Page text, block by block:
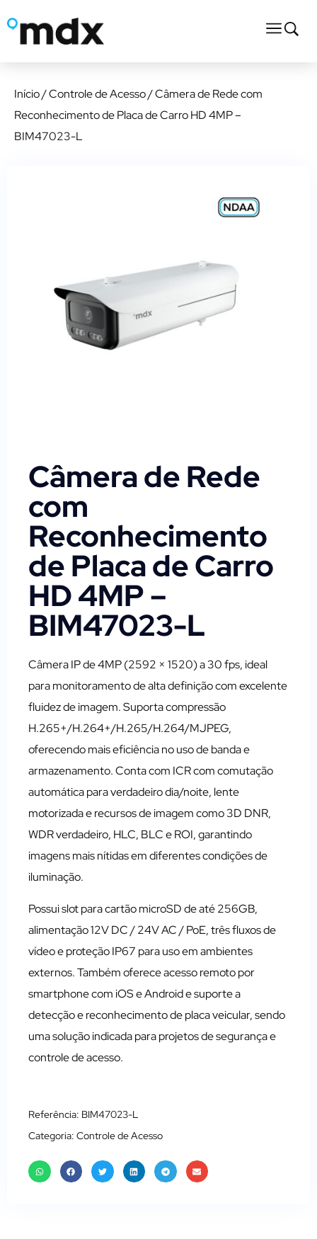
Início/Controle de Acesso/ Câmera de Rede com
Reconhecimento de Placa de Carro HD 4MP –
BIM47023-L
Câmera de Rede
com
Reconhecimento
de Placa de Carro
HD 4MP –
BIM47023-L
Câmera IP de 4MP (2592 × 1520) a 30 fps, ideal
para monitoramento de alta definição com excelente
fluidez de imagem. Suporta compressão
H.265+/H.264+/H.265/H.264/MJPEG,
oferecendo mais eficiência no uso de banda e
armazenamento. Conta com ICR com comutação
automática para verdadeiro dia/noite, lente
motorizada e recursos de imagem como 3D DNR,
WDR verdadeiro, HLC, BLC e ROI, garantindo
imagens mais nítidas em diferentes condições de
iluminação.
Possui slot para cartão microSD de até 256GB,
alimentação 12V DC / 24V AC / PoE, três fluxos de
vídeo e proteção IP67 para uso em ambientes
externos. Também oferece acesso remoto por
smartphone com iOS e Android e suporte a
detecção e reconhecimento de placa veicular, sendo
uma solução indicada para projetos de segurança e
controle de acesso.
Referência: BIM47023-L
Categoria: Controle de Acesso